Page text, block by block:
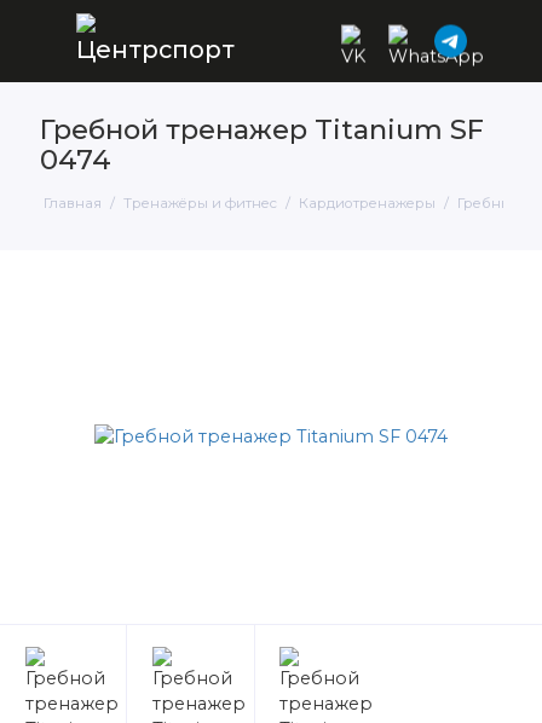
Гребной тренажер Titanium SF
0474
Главная Тренажёры и фитнес Кардиотренажеры Гребные